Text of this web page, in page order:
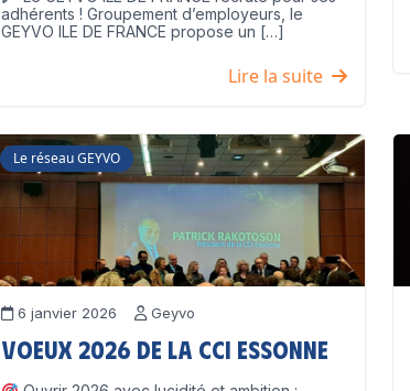
adhérents ! Groupement d’employeurs, le
GEYVO ILE DE FRANCE propose un […]
Lire la suite
Le réseau GEYVO
6 janvier 2026 Geyvo
Voeux 2026 de la CCI Essonne